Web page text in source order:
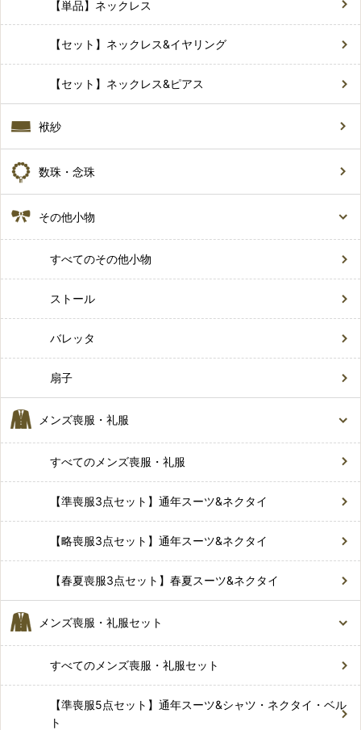
【単品】ネックレス
【セット】ネックレス&イヤリング
【セット】ネックレス&ピアス
袱紗
数珠・念珠
その他小物
すべてのその他小物
ストール
バレッタ
扇子
メンズ喪服・礼服
すべてのメンズ喪服・礼服
【準喪服3点セット】通年スーツ&ネクタイ
【略喪服3点セット】通年スーツ&ネクタイ
【春夏喪服3点セット】春夏スーツ&ネクタイ
メンズ喪服・礼服セット
すべてのメンズ喪服・礼服セット
【準喪服5点セット】通年スーツ&シャツ・ネクタイ・ベル
ト